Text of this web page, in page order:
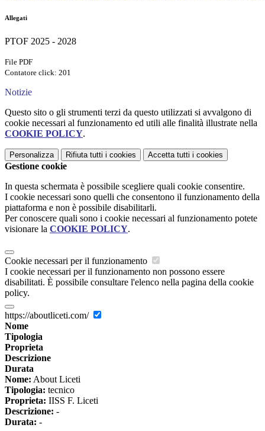
Allegati
PTOF 2025 - 2028
File PDF
Contatore click: 201
Notizie
Questo sito o gli strumenti terzi da questo utilizzati si avvalgono di
cookie necessari al funzionamento ed utili alle finalità illustrate nella
COOKIE POLICY.
Personalizza Rifiuta tutti i cookies Accetta tutti i cookies
Gestione cookie
In questa schermata è possibile scegliere quali cookie consentire.
I cookie necessari sono quelli che consentono il funzionamento della
piattaforma e non è possibile disabilitarli.
Per conoscere quali sono i cookie necessari al funzionamento potete
visionare la COOKIE POLICY.
Cookie necessari per il funzionamento
I cookie necessari per il funzionamento non possono essere
disabilitati. È possibile consultare l'elenco nella pagina della cookie
policy.
https://aboutliceti.com/
Nome
Tipologia
Proprieta
Descrizione
Durata
Nome: About Liceti
Tipologia: tecnico
Proprieta: IISS F. Liceti
Descrizione: -
Durata: -